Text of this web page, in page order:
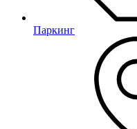
Паркинг